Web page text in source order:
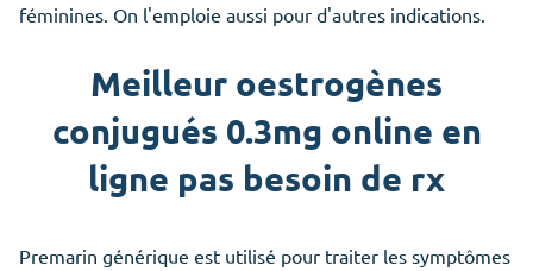
féminines. On l'emploie aussi pour d'autres indications.
Meilleur oestrogènes
conjugués 0.3mg online en
ligne pas besoin de rx
Premarin générique est utilisé pour traiter les symptômes